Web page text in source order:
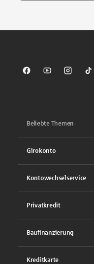
Sparkasse auf Facebook
Sparkasse auf
Beliebte Themen
Girokonto
Kontowechselservice
Privatkredit
Baufinanzierung
Kreditkarte